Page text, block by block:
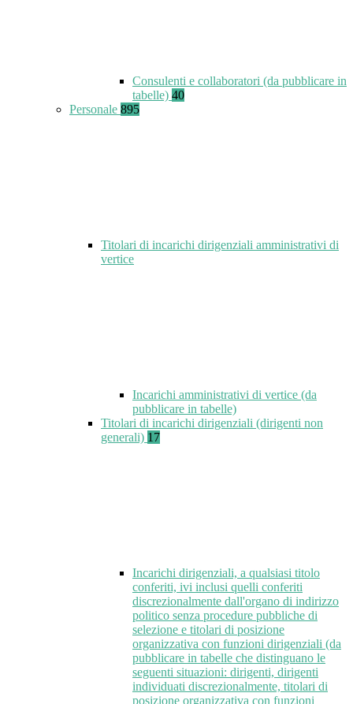
Consulenti e collaboratori (da pubblicare in
tabelle) 40
Personale 895
Titolari di incarichi dirigenziali amministrativi di
vertice
Incarichi amministrativi di vertice (da
pubblicare in tabelle)
Titolari di incarichi dirigenziali (dirigenti non
generali) 17
Incarichi dirigenziali, a qualsiasi titolo
conferiti, ivi inclusi quelli conferiti
discrezionalmente dall'organo di indirizzo
politico senza procedure pubbliche di
selezione e titolari di posizione
organizzativa con funzioni dirigenziali (da
pubblicare in tabelle che distinguano le
seguenti situazioni: dirigenti, dirigenti
individuati discrezionalmente, titolari di
posizione organizzativa con funzioni